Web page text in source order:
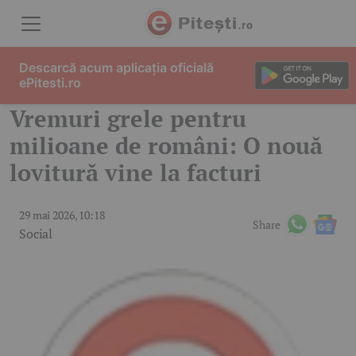
Vremuri grele pentru
milioane de români: O nouă
lovitură vine la facturi
29 mai 2026, 10:18
Social
Share
Descarcă acum aplicația oficială
ePitesti.ro